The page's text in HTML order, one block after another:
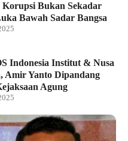
Bukan Sekadar
Bawah Sadar Bangsa
Indonesia Institut & Nusa
Amir Yanto Dipandang
Agung